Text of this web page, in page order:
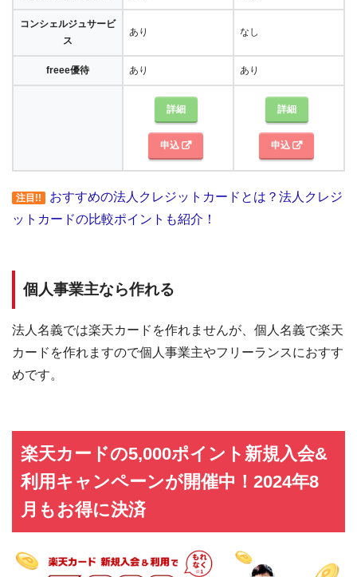
コンシェルジュサービ
ス
あり なし
freee優待 あり あり
詳細
申込
詳細
申込
注目!!
おすすめの法人クレジットカードとは？法人クレジ
ットカードの比較ポイントも紹介！
個人事業主なら作れる
法人名義では楽天カードを作れませんが、個人名義で楽天
カードを作れますので個人事業主やフリーランスにおすす
めです。
楽天カードの5,000ポイント新規入会&
利用キャンペーンが開催中！2024年8
月もお得に決済